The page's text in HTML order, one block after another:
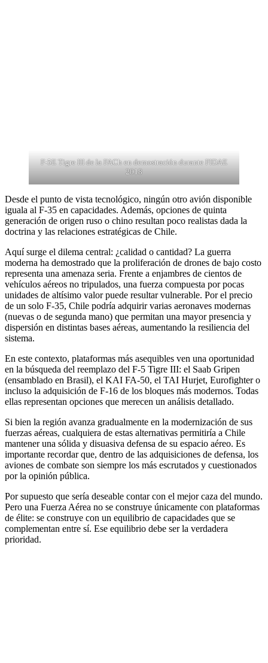
F-5E Tigre III de la FACh en demostración durante FIDAE
2018
Desde el punto de vista tecnológico, ningún otro avión disponible
iguala al F-35 en capacidades. Además, opciones de quinta
generación de origen ruso o chino resultan poco realistas dada la
doctrina y las relaciones estratégicas de Chile.
Aquí surge el dilema central: ¿calidad o cantidad? La guerra
moderna ha demostrado que la proliferación de drones de bajo costo
representa una amenaza seria. Frente a enjambres de cientos de
vehículos aéreos no tripulados, una fuerza compuesta por pocas
unidades de altísimo valor puede resultar vulnerable. Por el precio
de un solo F-35, Chile podría adquirir varias aeronaves modernas
(nuevas o de segunda mano) que permitan una mayor presencia y
dispersión en distintas bases aéreas, aumentando la resiliencia del
sistema.
En este contexto, plataformas más asequibles ven una oportunidad
en la búsqueda del reemplazo del F-5 Tigre III: el Saab Gripen
(ensamblado en Brasil), el KAI FA-50, el TAI Hurjet, Eurofighter o
incluso la adquisición de F-16 de los bloques más modernos. Todas
ellas representan opciones que merecen un análisis detallado.
Si bien la región avanza gradualmente en la modernización de sus
fuerzas aéreas, cualquiera de estas alternativas permitiría a Chile
mantener una sólida y disuasiva defensa de su espacio aéreo. Es
importante recordar que, dentro de las adquisiciones de defensa, los
aviones de combate son siempre los más escrutados y cuestionados
por la opinión pública.
Por supuesto que sería deseable contar con el mejor caza del mundo.
Pero una Fuerza Aérea no se construye únicamente con plataformas
de élite: se construye con un equilibrio de capacidades que se
complementan entre sí. Ese equilibrio debe ser la verdadera
prioridad.